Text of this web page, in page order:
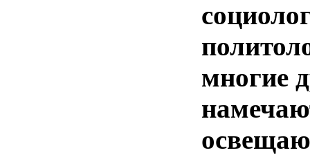
многие